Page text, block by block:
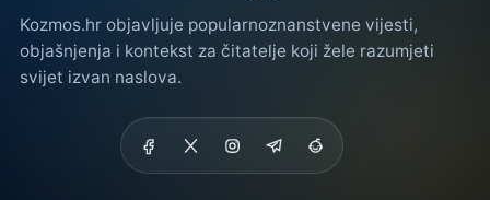
Kozmos.hr objavljuje popularnoznanstvene vijesti,
objašnjenja i kontekst za čitatelje koji žele razumjeti
svijet izvan naslova.